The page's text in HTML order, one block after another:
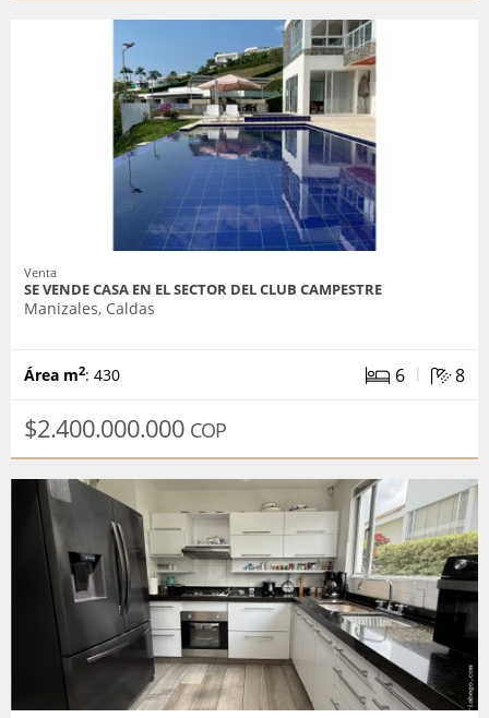
Venta
SE VENDE CASA EN EL SECTOR DEL CLUB CAMPESTRE
Manizales, Caldas
Área m2: 430 6 | 8
$2.400.000.000 COP